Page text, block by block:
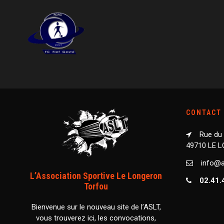
L’Association Sportive Le Longeron
Torfou
Bienvenue sur le nouveau site de l’ASLT,
vous trouverez ici, les convocations,
CONTACT
Rue
49710 LE